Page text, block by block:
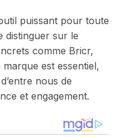
puissant pour toute
distinguer sur le
comme Bricr,
est essentiel,
nous de
et engagement.